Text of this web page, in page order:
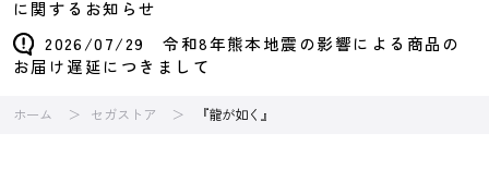
に関するお知らせ
2026/07/29 令和8年熊本地震の影響による商品の
お届け遅延につきまして
ホーム セガストア 『龍が如く』